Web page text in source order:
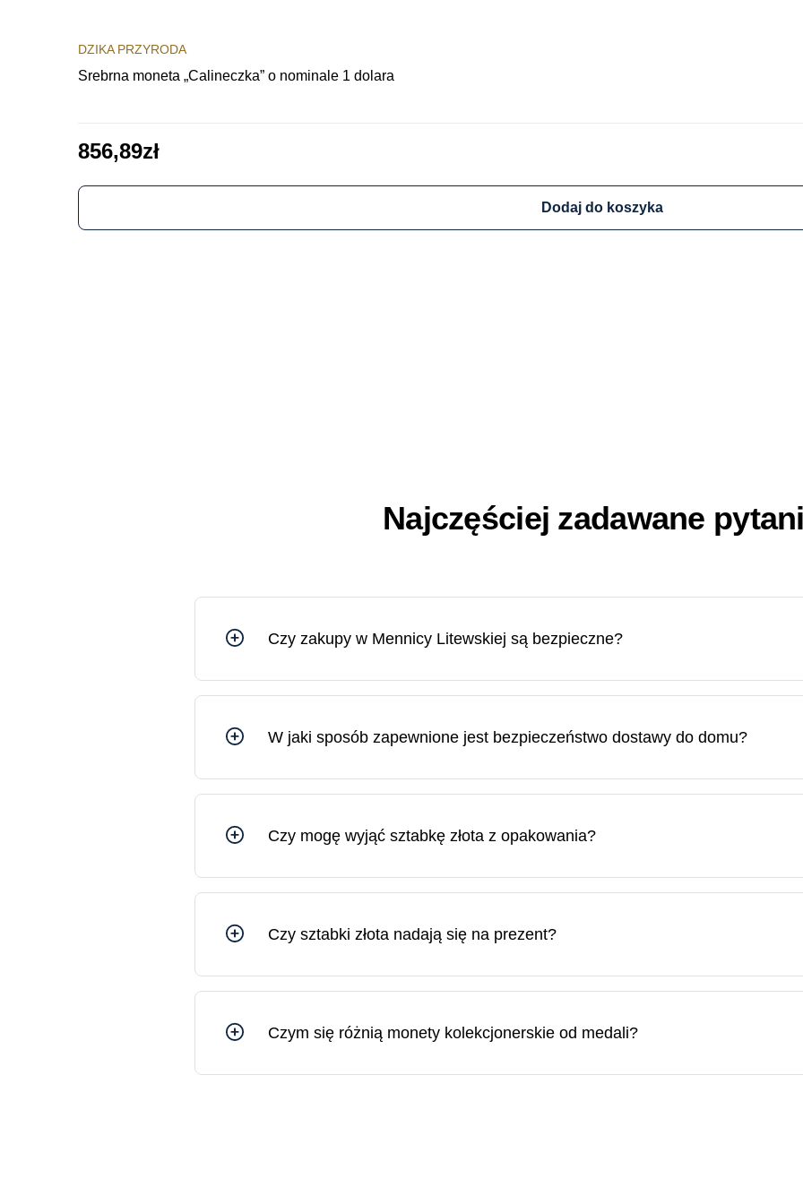
DZIKA PRZYRODA
Srebrna moneta „Calineczka” o nominale 1 dolara
856,89zł
Dodaj do koszyka
Najczęściej zadawane
Czy zakupy w Mennicy Litewskiej są bezpieczne?
kontrolowaną przez Bank Litewski.
W jaki sposób zapewnione jest bezpieczeństwo dostawy do domu?
adres lub do wybranej placówki pocztowej.
Czy mogę wyjąć sztabkę złota z opakowania?
uszkodzeniu. Na rynku złoto w uszkodzonym opakowaniu sprzedawane jest po cenie o
Czy sztabki złota nadają się na prezent?
dłuższej perspektywie.
Czym się różnią monety kolekcjonerskie od medali?
wartość pieniężną) i nakład ściśle uzgodniony z krajem emitenta. Medale nie mają